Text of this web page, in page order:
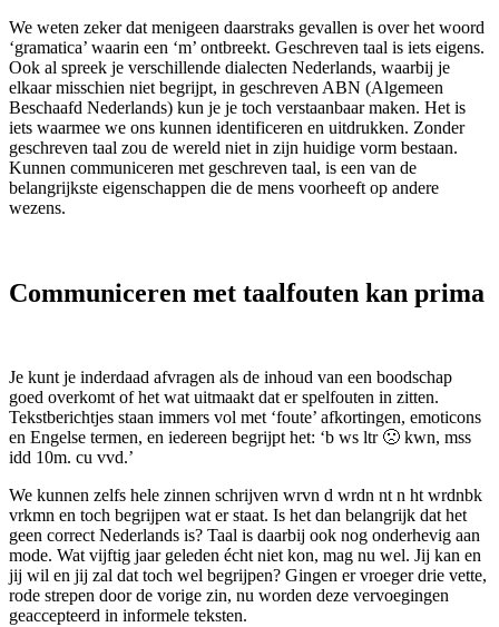
We weten zeker dat menigeen daarstraks gevallen is over het woord
‘gramatica’ waarin een ‘m’ ontbreekt. Geschreven taal is iets eigens.
Ook al spreek je verschillende dialecten Nederlands, waarbij je
elkaar misschien niet begrijpt, in geschreven ABN (Algemeen
Beschaafd Nederlands) kun je je toch verstaanbaar maken. Het is
iets waarmee we ons kunnen identificeren en uitdrukken. Zonder
geschreven taal zou de wereld niet in zijn huidige vorm bestaan.
Kunnen communiceren met geschreven taal, is een van de
belangrijkste eigenschappen die de mens voorheeft op andere
wezens.
Communiceren met taalfouten kan prima
Je kunt je inderdaad afvragen als de inhoud van een boodschap
goed overkomt of het wat uitmaakt dat er spelfouten in zitten.
Tekstberichtjes staan immers vol met ‘foute’ afkortingen, emoticons
en Engelse termen, en iedereen begrijpt het: ‘b ws ltr 🙁 kwn, mss
idd 10m. cu vvd.’
We kunnen zelfs hele zinnen schrijven wrvn d wrdn nt n ht wrdnbk
vrkmn en toch begrijpen wat er staat. Is het dan belangrijk dat het
geen correct Nederlands is? Taal is daarbij ook nog onderhevig aan
mode. Wat vijftig jaar geleden écht niet kon, mag nu wel. Jij kan en
jij wil en jij zal dat toch wel begrijpen? Gingen er vroeger drie vette,
rode strepen door de vorige zin, nu worden deze vervoegingen
geaccepteerd in informele teksten.